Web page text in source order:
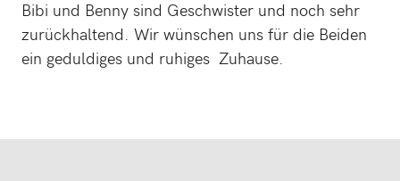
Bibi und Benny sind Geschwister und noch sehr
zurückhaltend. Wir wünschen uns für die Beiden
ein geduldiges und ruhiges Zuhause.